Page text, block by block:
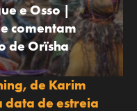
e Osso |
comentam
de Orïsha
de Karim
data de estreia